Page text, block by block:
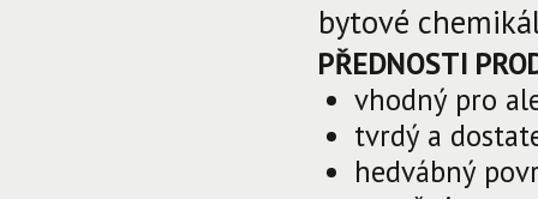
bytové
PŘEDNOSTI
vhodný pro
tvrdý a
hedvábný